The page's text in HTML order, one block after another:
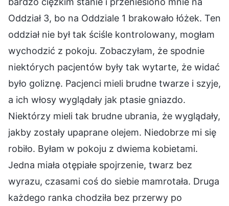
Oddział 3, bo na Oddziale 1 brakowało łóżek. Ten
oddział nie był tak ściśle kontrolowany, mogłam
wychodzić z pokoju. Zobaczyłam, że spodnie
niektórych pacjentów były tak wytarte, że widać
było goliznę. Pacjenci mieli brudne twarze i szyje,
a ich włosy wyglądały jak ptasie gniazdo.
Niektórzy mieli tak brudne ubrania, że wyglądały,
jakby zostały upaprane olejem. Niedobrze mi się
robiło. Byłam w pokoju z dwiema kobietami.
Jedna miała otępiałe spojrzenie, twarz bez
wyrazu, czasami coś do siebie mamrotała. Druga
każdego ranka chodziła bez przerwy po